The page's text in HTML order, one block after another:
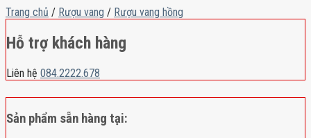
Trang chủ / Rượu vang / Rượu vang hồng
Hỗ trợ khách hàng
Liên hệ 084.2222.678
Sản phẩm sẵn hàng tại: